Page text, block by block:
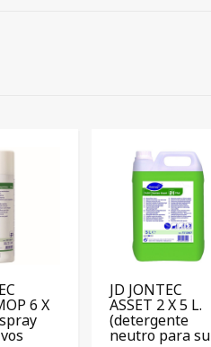
6 X
JD JONTEC
ASSET 2 X 5 L.
(detergente
neutro para su